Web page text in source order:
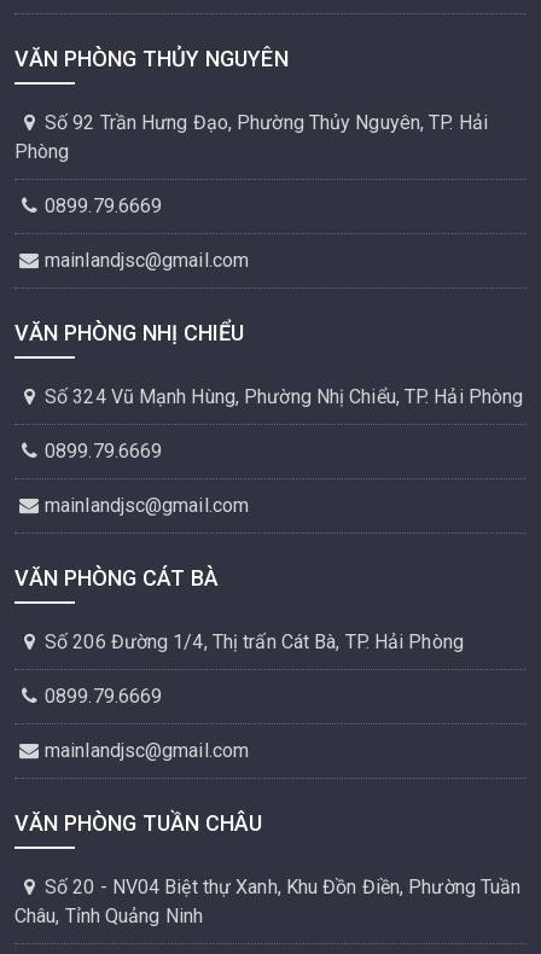
VĂN PHÒNG THỦY NGUYÊN
Số 92 Trần Hưng Đạo, Phường Thủy Nguyên, TP. Hải
Phòng
0899.79.6669
mainlandjsc@gmail.com
VĂN PHÒNG NHỊ CHIỂU
Số 324 Vũ Mạnh Hùng, Phường Nhị Chiểu, TP. Hải Phòng
0899.79.6669
mainlandjsc@gmail.com
VĂN PHÒNG CÁT BÀ
Số 206 Đường 1/4, Thị trấn Cát Bà, TP. Hải Phòng
0899.79.6669
mainlandjsc@gmail.com
VĂN PHÒNG TUẦN CHÂU
Số 20 - NV04 Biệt thự Xanh, Khu Đồn Điền, Phường Tuần
Châu, Tỉnh Quảng Ninh